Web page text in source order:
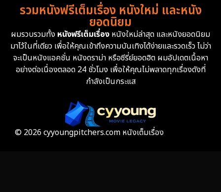
Family ครอบครัว 372
Fantasy จินตนาการ 339
Fiction 9
รวมหนังฟรีเต็มเรื่อง หนังใหม่ และหนัง
ยอดนิยม
ผมรวบรวมทั้ง หนังฟรีเต็มเรื่อง หนังใหม่ล่าสุด และหนังยอดนิยม
มาไว้ในที่เดียว เพื่อให้คุณเข้าถึงความบันเทิงได้ง่ายและรวดเร็ว ไม่ว่า
จะเป็นหนังแอคชั่น หนังดราม่า หรือซีรี่ย์ยอดฮิต ผมอัปเดตเนื้อหา
อย่างต่อเนื่องตลอด 24 ชั่วโมง เพื่อให้คุณไม่พลาดทุกเรื่องดังที่
กำลังเป็นกระแส
© 2026 cyyoungpitchers.com หนังเต็มเรื่อง